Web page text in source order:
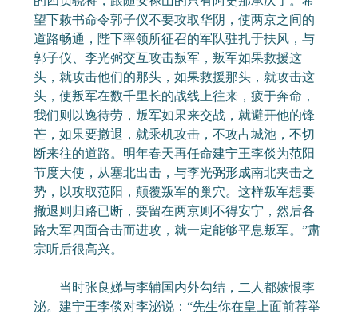
望下敕书命令郭子仪不要攻取华阴，使两京之间的
道路畅通，陛下率领所征召的军队驻扎于扶风，与
郭子仪、李光弼交互攻击叛军，叛军如果救援这
头，就攻击他们的那头，如果救援那头，就攻击这
头，使叛军在数千里长的战线上往来，疲于奔命，
我们则以逸待劳，叛军如果来交战，就避开他的锋
芒，如果要撤退，就乘机攻击，不攻占城池，不切
断来往的道路。明年春天再任命建宁王李倓为范阳
节度大使，从塞北出击，与李光弼形成南北夹击之
势，以攻取范阳，颠覆叛军的巢穴。这样叛军想要
撤退则归路已断，要留在两京则不得安宁，然后各
路大军四面合击而进攻，就一定能够平息叛军。”肃
宗听后很高兴。
当时张良娣与李辅国内外勾结，二人都嫉恨李
泌。建宁王李倓对李泌说：“先生你在皇上面前荐举